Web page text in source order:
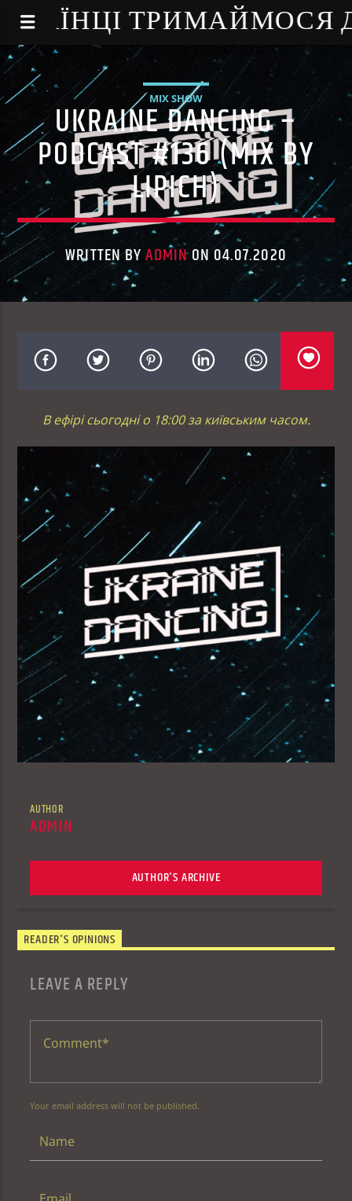
- УКРАЇНЦІ
MIX SHOW
UKRAINE DANCING –
PODCAST #136 (MIX BY
LIPICH)
WRITTEN BYADMINON 04.07.2020
В ефірі сьогодні о 18:00 за київським часом.
AUTHOR
ADMIN
AUTHOR'S ARCHIVE
READER'S OPINIONS
LEAVE A REPLY
Your email address will not be published.